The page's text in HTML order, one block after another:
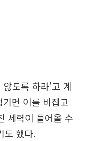
도록 하라'고 계
면 이를 비집고
세력이 들어올 수
도 했다.